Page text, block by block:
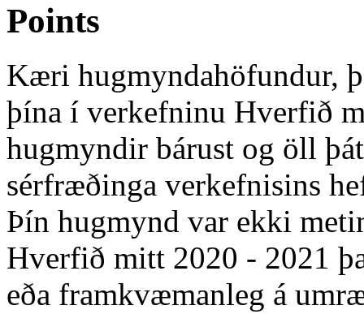
Points
Kæri hugmyndahöfundur,
þína í verkefninu Hverfið
hugmyndir bárust og öll
sérfræðinga verkefnisins
Þín hugmynd var ekki
Hverfið mitt 2020 - 2021
eða framkvæmanleg á